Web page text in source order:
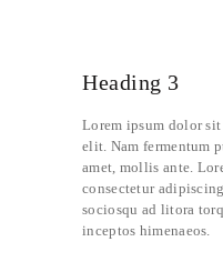
Heading 3
Lorem ipsum dolor
elit. Nam fermentum
amet, mollis ante.
consectetur
sociosqu ad litora
inceptos himenaeos.